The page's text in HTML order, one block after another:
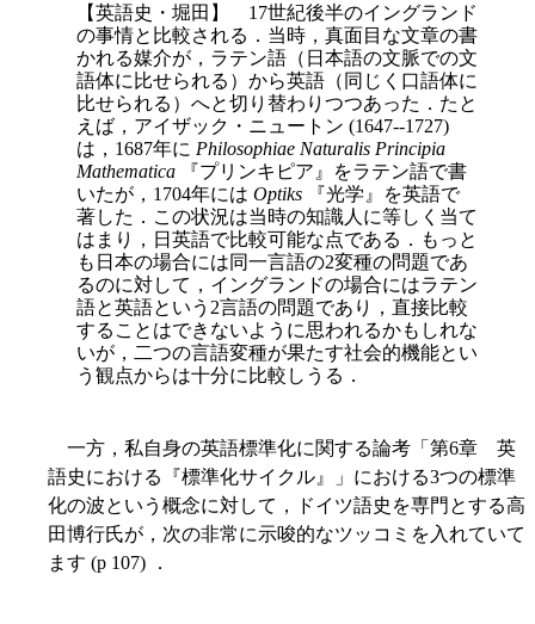
【英語史・堀田】 17世紀後半のイングランド
の事情と比較される．当時，真面目な文章の書
かれる媒介が，ラテン語（日本語の文脈での文
語体に比せられる）から英語（同じく口語体に
比せられる）へと切り替わりつつあった．たと
えば，アイザック・ニュートン (1647--1727)
は，1687年に Philosophiae Naturalis Principia
Mathematica 『プリンキピア』をラテン語で書
いたが，1704年には Optiks 『光学』を英語で
著した．この状況は当時の知識人に等しく当て
はまり，日英語で比較可能な点である．もっと
も日本の場合には同一言語の2変種の問題であ
るのに対して，イングランドの場合にはラテン
語と英語という2言語の問題であり，直接比較
することはできないように思われるかもしれな
いが，二つの言語変種が果たす社会的機能とい
う観点からは十分に比較しうる．
一方，私自身の英語標準化に関する論考「第6章 英
語史における『標準化サイクル』」における3つの標準
化の波という概念に対して，ドイツ語史を専門とする高
田博行氏が，次の非常に示唆的なツッコミを入れていて
ます (p 107) ．